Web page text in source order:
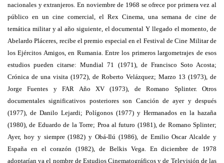
nacionales y extranjeros. En noviembre de 1968 se ofrece por primera vez al
público en un cine comercial, el Rex Cinema, una semana de cine de
temática militar y al año siguiente, el documental Y llegado el momento, de
Abelardo Pláceres, recibe el premio especial en el Festival de Cine Militar de
los Ejércitos Amigos, en Rumania. Entre los primeros largometrajes de esos
estudios pueden citarse: Mundial 71 (1971), de Francisco Soto Acosta;
Crónica de una visita (1972), de Roberto Velázquez; Marzo 13 (1973), de
Jorge Fuentes y FAR Año XV (1973), de Romano Splinter. Otros
documentales significativos posteriores son Canción de ayer y después
(1977), de Danilo Lejardi; Polígonos (1977) y Hermanados en la hazaña
(1980), de Eduardo de la Torre; Proa al futuro (1981), de Romano Splinter;
Ayer, hoy y siempre (1982) y Obá-Ilú (1986), de Emilio Oscar Alcalde y
España en el corazón (1982), de Belkis Vega. En diciembre de 1978
adoptarían ya el nombre de Estudios Cinematográficos y de Televisión de las